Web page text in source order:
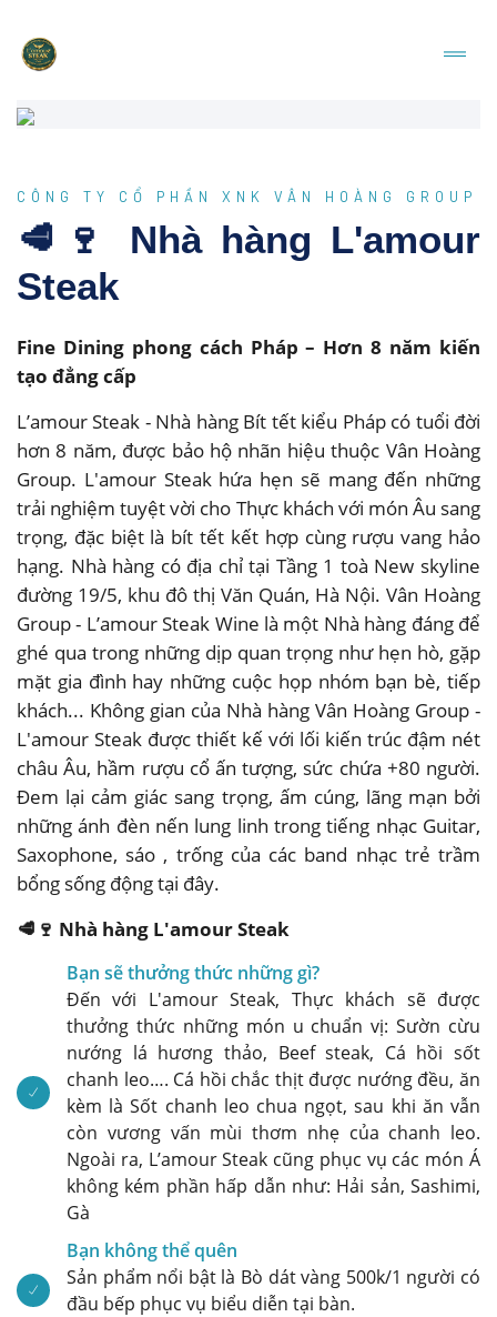
CÔNG TY CỔ PHẦN XNK VÂN HOÀNG GROUP
🥩🍷 Nhà hàng L'amour
Steak
Fine Dining phong cách Pháp – Hơn 8 năm kiến
tạo đẳng cấp
L’amour Steak - Nhà hàng Bít tết kiểu Pháp có tuổi đời
hơn 8 năm, được bảo hộ nhãn hiệu thuộc Vân Hoàng
Group. L'amour Steak hứa hẹn sẽ mang đến những
trải nghiệm tuyệt vời cho Thực khách với món Âu sang
trọng, đặc biệt là bít tết kết hợp cùng rượu vang hảo
hạng. Nhà hàng có địa chỉ tại Tầng 1 toà New skyline
đường 19/5, khu đô thị Văn Quán, Hà Nội. Vân Hoàng
Group - L’amour Steak Wine là một Nhà hàng đáng để
ghé qua trong những dịp quan trọng như hẹn hò, gặp
mặt gia đình hay những cuộc họp nhóm bạn bè, tiếp
khách... Không gian của Nhà hàng Vân Hoàng Group -
L'amour Steak được thiết kế với lối kiến trúc đậm nét
châu Âu, hầm rượu cổ ấn tượng, sức chứa +80 người.
Đem lại cảm giác sang trọng, ấm cúng, lãng mạn bởi
những ánh đèn nến lung linh trong tiếng nhạc Guitar,
Saxophone, sáo , trống của các band nhạc trẻ trầm
bổng sống động tại đây.
🥩🍷 Nhà hàng L'amour Steak
Bạn sẽ thưởng thức những gì?
Đến với L'amour Steak, Thực khách sẽ được
thưởng thức những món u chuẩn vị: Sườn cừu
nướng lá hương thảo, Beef steak, Cá hồi sốt
chanh leo…. Cá hồi chắc thịt được nướng đều, ăn
kèm là Sốt chanh leo chua ngọt, sau khi ăn vẫn
còn vương vấn mùi thơm nhẹ của chanh leo.
Ngoài ra, L’amour Steak cũng phục vụ các món Á
không kém phần hấp dẫn như: Hải sản, Sashimi,
Gà
Bạn không thể quên
Sản phẩm nổi bật là Bò dát vàng 500k/1 người có
đầu bếp phục vụ biểu diễn tại bàn.